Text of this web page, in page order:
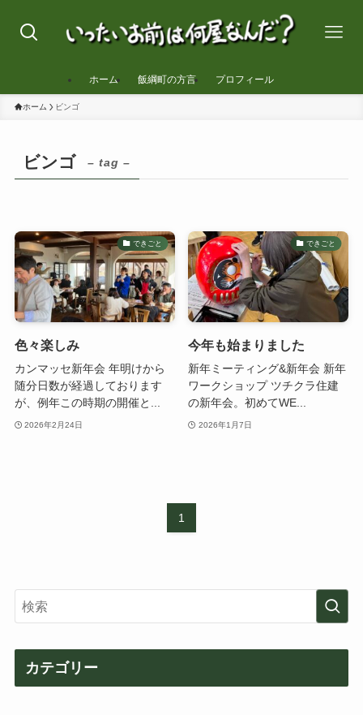
ホーム 飯綱町の方言 プロフィール
ホーム ビンゴ
ビンゴ – tag –
できごと
色々楽しみ
カンマッセ新年会 年明けから
随分日数が経過しております
が、例年この時期の開催と...
2026年2月24日
できごと
今年も始まりました
新年ミーティング&新年会 新年
ワークショップ ツチクラ住建
の新年会。初めてWE...
2026年1月7日
1
カテゴリー